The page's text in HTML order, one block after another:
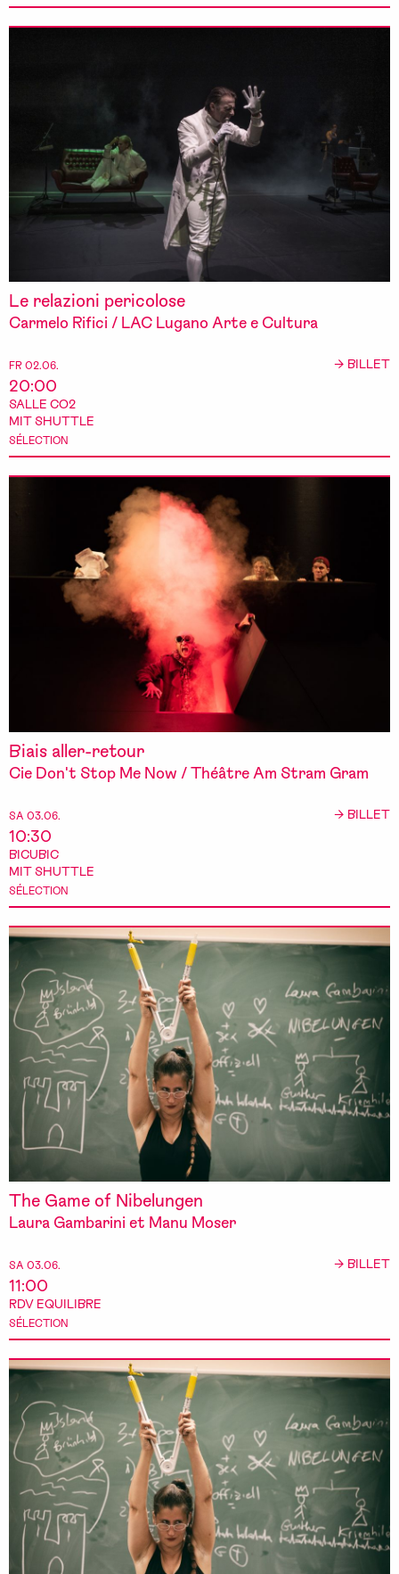
FR 02.06.
20:00
SALLE CO2
MIT SHUTTLE
SÉLECTION
Le relazioni pericolose
Carmelo Rifici / LAC Lugano Arte e Cultura
→ BILLET
SA 03.06.
10:30
BICUBIC
MIT SHUTTLE
SÉLECTION
Biais aller-retour
Cie Don't Stop Me Now / Théâtre Am Stram Gram
→ BILLET
SA 03.06.
11:00
RDV EQUILIBRE
SÉLECTION
The Game of Nibelungen
Laura Gambarini et Manu Moser
→ BILLET